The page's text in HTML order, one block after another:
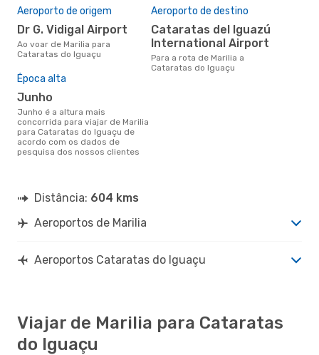
Aeroporto de origem
Dr G. Vidigal Airport
Ao voar de Marilia para
Cataratas do Iguaçu
Aeroporto de destino
Cataratas del Iguazú
International Airport
Para a rota de Marilia a
Cataratas do Iguaçu
Época alta
junho
junho é a altura mais
concorrida para viajar de Marilia
para Cataratas do Iguaçu de
acordo com os dados de
pesquisa dos nossos clientes
Distância: 604 kms
Aeroportos de Marilia
Aeroportos Cataratas do Iguaçu
Viajar de Marilia para Cataratas
do Iguaçu